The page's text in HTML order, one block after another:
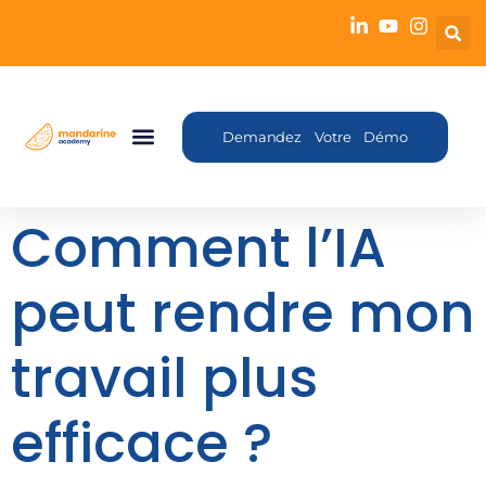
Demandez Votre Démo
Comment l’IA
peut rendre mon
travail plus
efficace ?